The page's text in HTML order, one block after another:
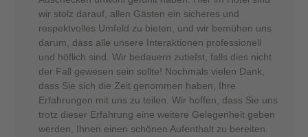
wir stolz darauf, allen Gästen ein sicheres und
respektvolles Umfeld zu bieten, und wir bemühen uns
darum, dass alle unsere Interaktionen professionell
und höflich sind. Wir bedauern zutiefst, falls dies nicht
der Fall gewesen sein sollte! Nochmals vielen Dank,
dass Sie sich die Zeit genommen haben, Ihre
Erfahrungen mit uns zu teilen. Wir hoffen, dass Sie uns
trotz dieser Erfahrung eine weitere Gelegenheit geben
werden, Ihnen einen schönen Aufenthalt zu bereiten.